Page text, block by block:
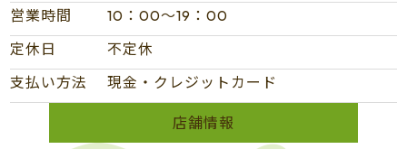
営業時間
10：00～19：00
定休日
不定休
支払い方法
現金・クレジットカード
店舗情報